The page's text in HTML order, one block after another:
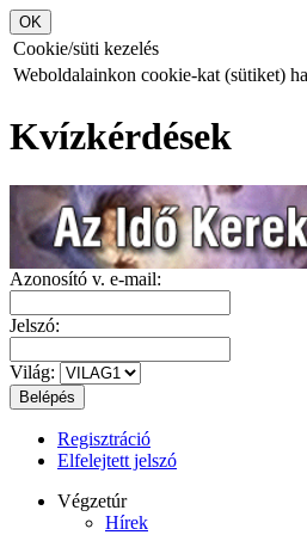
Cookie/süti kezelés
Weboldalainkon cookie-kat (sütiket)
Kvízkérdések
Azonosító v. e-mail:
Jelszó:
Világ:
Regisztráció
Elfelejtett jelszó
Végzetúr
Hírek